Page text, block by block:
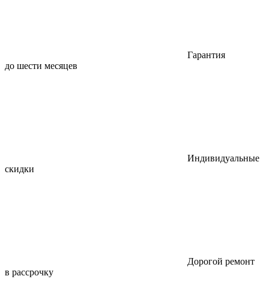
Гарантия
до шести месяцев
Индивидуальные
скидки
Дорогой ремонт
в рассрочку